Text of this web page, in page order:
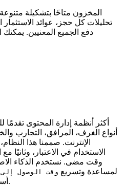
تحليلات كل حجز، عوائد
دفع الجميع المعنيين. يمكنك
أنواع الغرف، المرافق، التجارب
الإنترنت. صممنا هذا
الاستخدام في الاعتبار، وثانيًا
وقت مضى. نستخدم الذكاء
لمساعدة وتسريع وقت الوصول
أسابيع يتم الآن في أقل من ساعة.